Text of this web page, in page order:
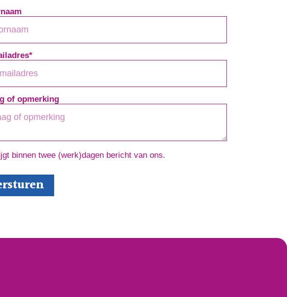
*
of opmerking
binnen twee (werk)dagen bericht van ons.